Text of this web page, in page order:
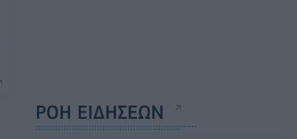
ΡΟΗ ΕΙΔΗΣΕΩΝ